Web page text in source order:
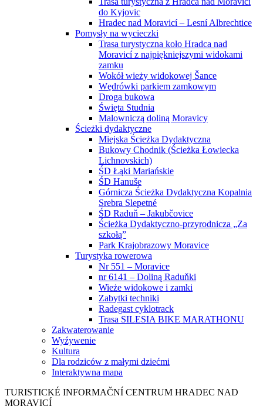
do Kyjovic
Hradec nad Moravicí – Lesní Albrechtice
Pomysły na wycieczki
Trasa turystyczna koło Hradca nad
Moravicí z najpiękniejszymi widokami
zamku
Wokół wieży widokowej Šance
Wędrówki parkiem zamkowym
Droga bukowa
Święta Studnia
Malowniczą doliną Moravicy
Ścieżki dydaktyczne
Miejska Ścieżka Dydaktyczna
Bukowy Chodnik (Ścieżka Łowiecka
Lichnovskich)
ŚD Łąki Mariańskie
ŚD Hanuše
Górnicza Ścieżka Dydaktyczna Kopalnia
Srebra Slepetné
ŚD Raduň – Jakubčovice
Ścieżka Dydaktyczno-przyrodnicza „Za
szkołą”
Park Krajobrazowy Moravice
Turystyka rowerowa
Nr 551 – Moravice
nr 6141 – Doliną Raduňki
Wieże widokowe i zamki
Zabytki techniki
Radegast cyklotrack
Trasa SILESIA BIKE MARATHONU
Zakwaterowanie
Wyźywenie
Kultura
Dla rodziców z małymi dziećmi
Interaktywna mapa
TURISTICKÉ INFORMAČNÍ CENTRUM HRADEC NAD
MORAVICÍ